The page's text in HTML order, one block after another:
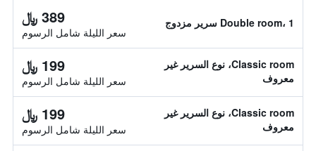
Double room، 1 سرير مزدوج 389 ﷼
سعر الليلة شامل الرسوم
Classic room، نوع السرير غير
معروف
199 ﷼
سعر الليلة شامل الرسوم
Classic room، نوع السرير غير
معروف
199 ﷼
سعر الليلة شامل الرسوم